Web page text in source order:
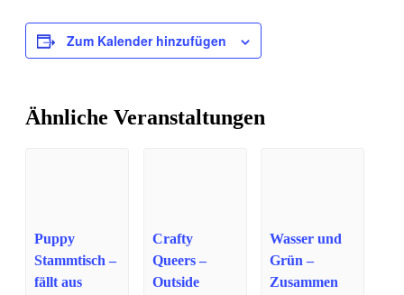
Zum Kalender hinzufügen
Ähnliche Veranstaltungen
Puppy
Stammtisch –
fällt aus
Crafty
Queers –
Outside
Wasser und
Grün –
Zusammen